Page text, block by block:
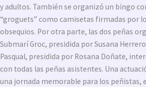
y adultos. También se organizó un bingo
“groguets” como camisetas firmadas por
obsequios. Por otra parte, las dos peñas
Submarí Groc, presidida por Susana
Pasqual, presidida por Rosana Doñate,
con todas las peñas asistentes. Una
una jornada memorable para los peñistas,